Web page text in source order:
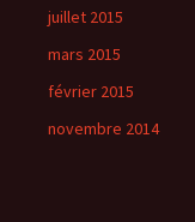
juillet 2015
mars 2015
février 2015
novembre 2014